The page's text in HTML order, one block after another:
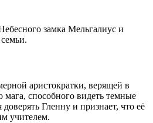
замка Мельгалиус и
аристократки, верящей в
мага, способного видеть темные
Гленну и признает, что её
учителем.